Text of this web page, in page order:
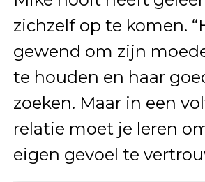
zichzelf op te komen.
gewend om zijn
te houden en haar
zoeken. Maar in een
relatie moet je leren
eigen gevoel te